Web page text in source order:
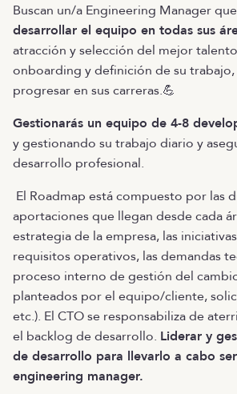
Buscan un/a Engineering Manager que
desarrollar el equipo en todas sus
atracción y selección del mejor
onboarding y definición de su trabajo,
progresar en sus carreras.💪
Gestionarás un equipo de 4-8
y gestionando su trabajo diario y
desarrollo profesional.
El Roadmap está compuesto por las
aportaciones que llegan desde cada
estrategia de la empresa, las
requisitos operativos, las demandas
proceso interno de gestión del
planteados por el equipo/cliente,
etc.). El CTO se responsabiliza de
el backlog de desarrollo. Liderar y
de desarrollo para llevarlo a cabo
engineering manager.